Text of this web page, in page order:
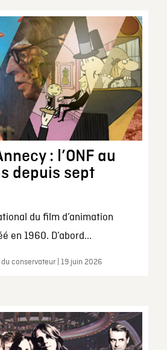
: l’ONF au
depuis sept
du film d’animation
en 1960. D’abord...
conservateur | 19 juin 2026